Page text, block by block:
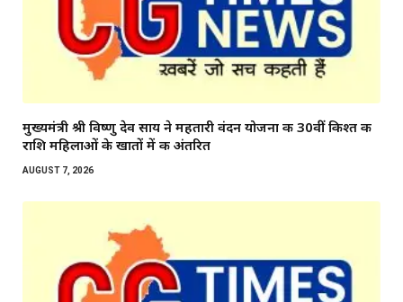
मुख्यमंत्री श्री विष्णु देव साय ने महतारी वंदन योजना की 30वीं किश्त की
राशि महिलाओं के खातों में की अंतरित
AUGUST 7, 2026